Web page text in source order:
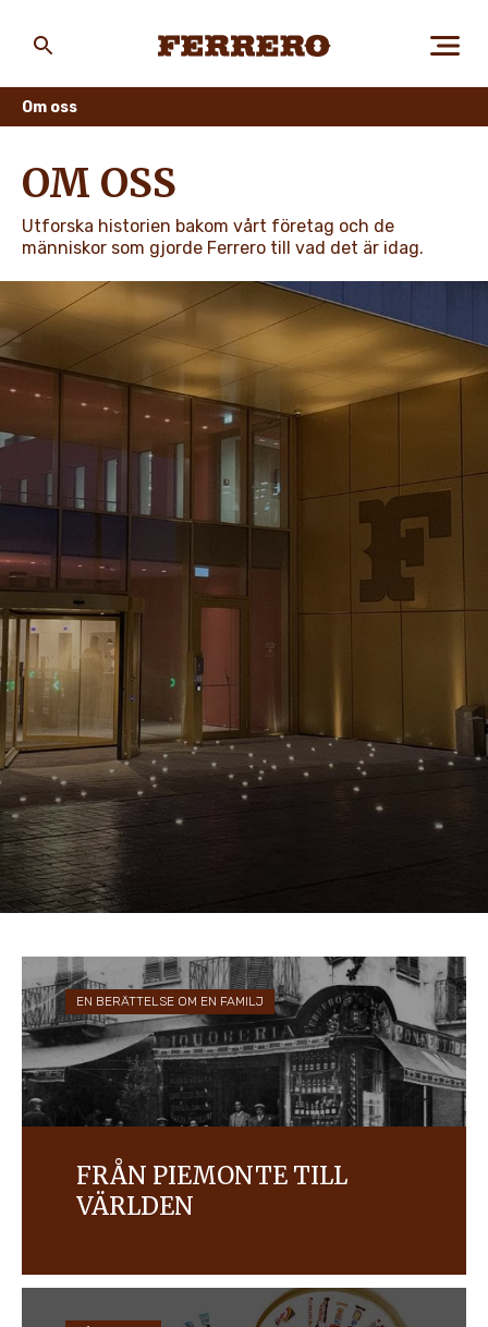
SOCIALT ANSVARSTAGANDE
VÅRA VARUMÄRKEN
JOBBA HOS OSS
main
Om oss
OM OSS
Utforska historien bakom vårt företag och de
människor som gjorde Ferrero till vad det är idag.
EN BERÄTTELSE OM EN FAMILJ
FRÅN PIEMONTE TILL
VÄRLDEN
konfektyrföretag som tagit fram några av de
mest ikoniska och älskade varumärkena.